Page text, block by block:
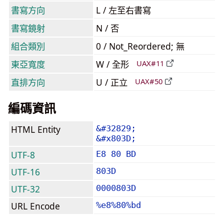
書寫方向
L / 左至右書寫
書寫鏡射
N / 否
組合類別
0 / Not_Reordered; 無
東亞寬度
W / 全形 UAX#11
直排方向 U / 正立 UAX#50
編碼資訊
HTML Entity
&#32829;
&#x803D;
UTF-8 E8 80 BD
UTF-16 803D
UTF-32 0000803D
URL Encode %e8%80%bd